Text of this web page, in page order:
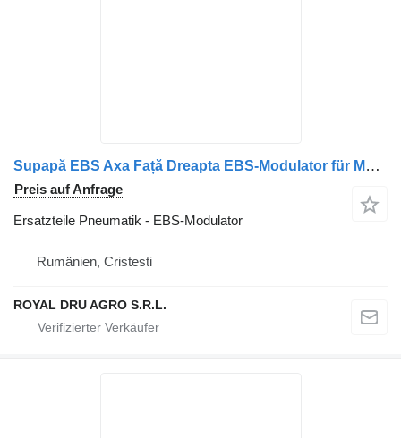
Supapă EBS Axa Față Dreapta EBS-Modulator für MAN 81521066067 / 81521069067 LKW
Preis auf Anfrage
Ersatzteile Pneumatik - EBS-Modulator
Rumänien, Cristesti
ROYAL DRU AGRO S.R.L.